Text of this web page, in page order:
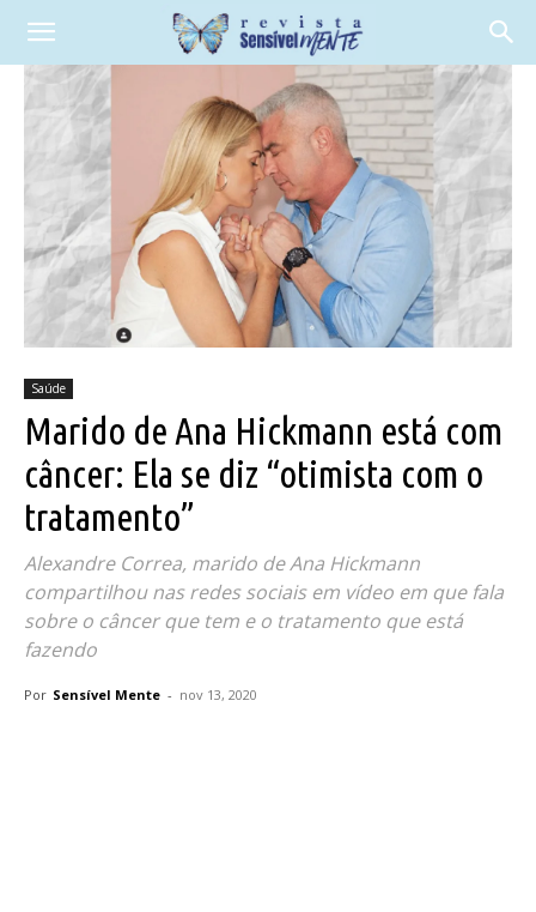
Saúde
Marido de Ana Hickmann está com
câncer: Ela se diz “otimista com o
tratamento”
Alexandre Correa, marido de Ana Hickmann
compartilhou nas redes sociais em vídeo em que fala
sobre o câncer que tem e o tratamento que está
fazendo
Por Sensível Mente - nov 13, 2020